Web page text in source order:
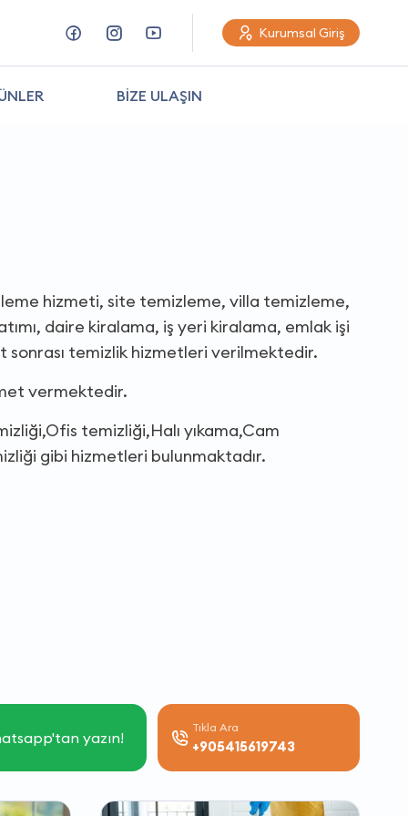
Kurumsal Giriş
BİZE ULAŞIN
hizmeti, site temizleme, villa temizleme,
daire kiralama, iş yeri kiralama, emlak işi
sonrası temizlik hizmetleri verilmektedir.
vermektedir.
temizliği,Halı yıkama,Cam
gibi hizmetleri bulunmaktadır.
yazın!
Tıkla Ara
+905415619743